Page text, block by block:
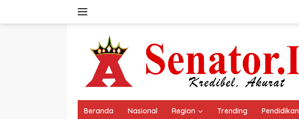
Beranda Nasional Region Trending Pendidikan